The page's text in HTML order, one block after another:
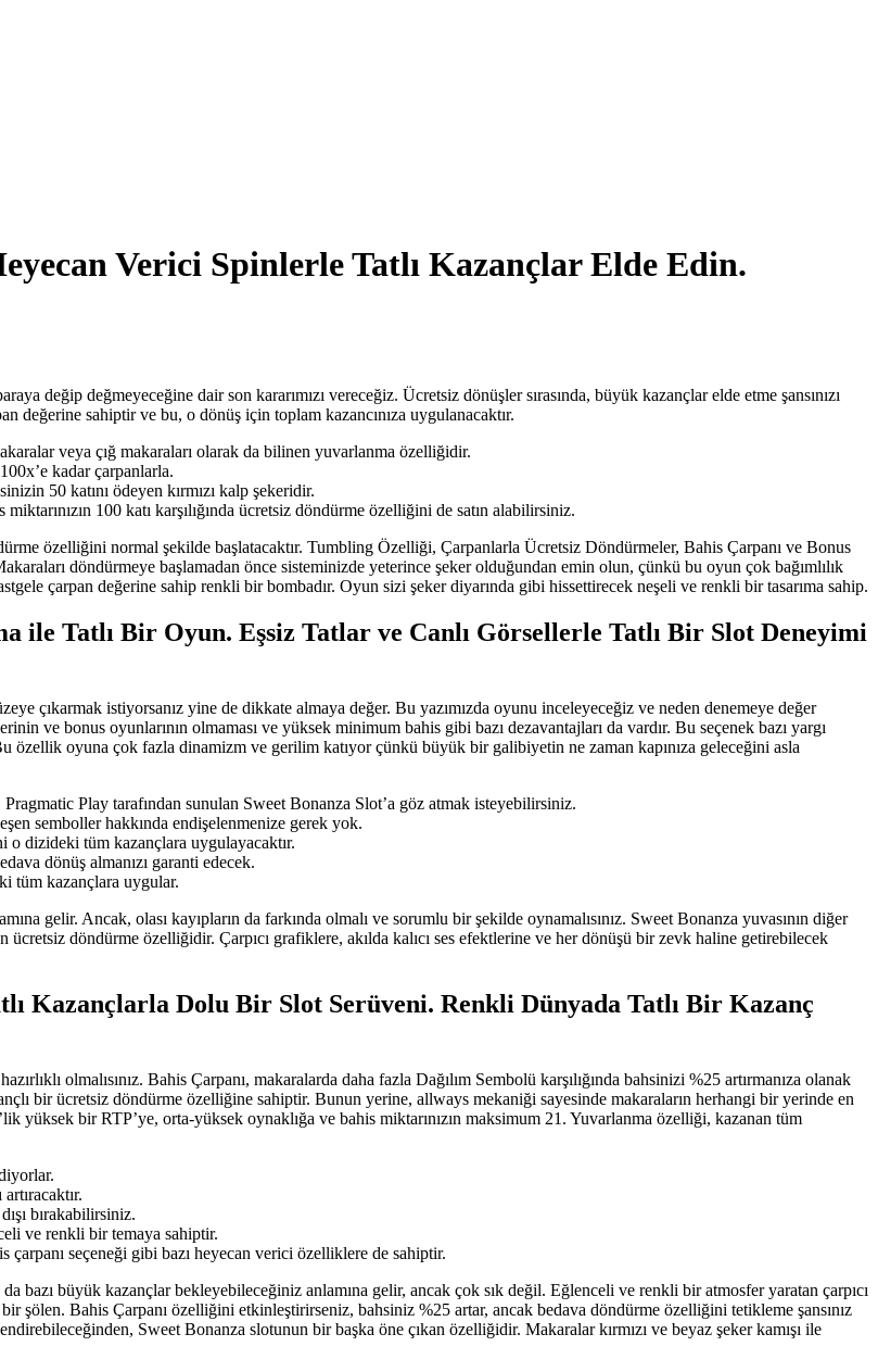
Verici Spinlerle Tatlı Kazançlar Elde Edin.
değip değmeyeceğine dair son kararımızı vereceğiz. Ücretsiz dönüşler sırasında, büyük kazançlar elde etme şansınızı
değerine sahiptir ve bu, o dönüş için toplam kazancınıza uygulanacaktır.
veya çığ makaraları olarak da bilinen yuvarlanma özelliğidir.
kadar çarpanlarla.
50 katını ödeyen kırmızı kalp şekeridir.
100 katı karşılığında ücretsiz döndürme özelliğini de satın alabilirsiniz.
özelliğini normal şekilde başlatacaktır. Tumbling Özelliği, Çarpanlarla Ücretsiz Döndürmeler, Bahis Çarpanı ve Bonus
döndürmeye başlamadan önce sisteminizde yeterince şeker olduğundan emin olun, çünkü bu oyun çok bağımlılık
çarpan değerine sahip renkli bir bombadır. Oyun sizi şeker diyarında gibi hissettirecek neşeli ve renkli bir tasarıma sahip.
ile Tatlı Bir Oyun. Eşsiz Tatlar ve Canlı Görsellerle Tatlı Bir Slot Deneyimi
çıkarmak istiyorsanız yine de dikkate almaya değer. Bu yazımızda oyunu inceleyeceğiz ve neden denemeye değer
ve bonus oyunlarının olmaması ve yüksek minimum bahis gibi bazı dezavantajları da vardır. Bu seçenek bazı yargı
oyuna çok fazla dinamizm ve gerilim katıyor çünkü büyük bir galibiyetin ne zaman kapınıza geleceğini asla
Play tarafından sunulan Sweet Bonanza Slot’a göz atmak isteyebilirsiniz.
semboller hakkında endişelenmenize gerek yok.
o dizideki tüm kazançlara uygulayacaktır.
dönüş almanızı garanti edecek.
tüm kazançlara uygular.
gelir. Ancak, olası kayıpların da farkında olmalı ve sorumlu bir şekilde oynamalısınız. Sweet Bonanza yuvasının diğer
döndürme özelliğidir. Çarpıcı grafiklere, akılda kalıcı ses efektlerine ve her dönüşü bir zevk haline getirebilecek
Kazançlarla Dolu Bir Slot Serüveni. Renkli Dünyada Tatlı Bir Kazanç
olmalısınız. Bahis Çarpanı, makaralarda daha fazla Dağılım Sembolü karşılığında bahsinizi %25 artırmanıza olanak
bir ücretsiz döndürme özelliğine sahiptir. Bunun yerine, allways mekaniği sayesinde makaraların herhangi bir yerinde en
yüksek bir RTP’ye, orta-yüksek oynaklığa ve bahis miktarınızın maksimum 21. Yuvarlanma özelliği, kazanan tüm
bırakabilirsiniz.
ve renkli bir temaya sahiptir.
seçeneği gibi bazı heyecan verici özelliklere de sahiptir.
büyük kazançlar bekleyebileceğiniz anlamına gelir, ancak çok sık değil. Eğlenceli ve renkli bir atmosfer yaratan çarpıcı
şölen. Bahis Çarpanı özelliğini etkinleştirirseniz, bahsiniz %25 artar, ancak bedava döndürme özelliğini tetikleme şansınız
Sweet Bonanza slotunun bir başka öne çıkan özelliğidir. Makaralar kırmızı ve beyaz şeker kamışı ile